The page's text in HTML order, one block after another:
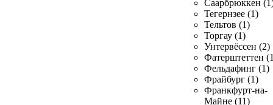
Саарбрюккен
Тегернзее (1)
Тельтов (1)
Торгау (1)
Унтервёссен (2)
Фатерштеттен
Фельдафинг (1)
Фрайбург (1)
Франкфурт-на-
Майне (11)